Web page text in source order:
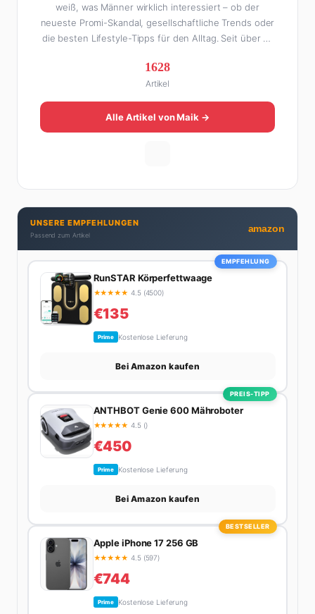
weiß, was Männer wirklich interessiert – ob der
neueste Promi-Skandal, gesellschaftliche Trends oder
die besten Lifestyle-Tipps für den Alltag. Seit über 10
Online zu einer der führenden Männer-Lifestyle-
Plattformen im deutschsprachigen Raum aufgebaut.
Sein Weg dahin war alles andere als geradlinig: Die
eine Hälfte seines Lebens stand er in der
Gastronomie – mit allem, was dazugehört. Die andere
dran. Wenn Maik nicht gerade den heißesten Tratsch
aus der Promi-Welt aufspürt oder die besten
Lifestyle-Empfehlungen zusammenstellt, findet man
ihn beim Wandern in den Schweizer Alpen, am Grill
mit Freunden oder auf der Suche nach dem
perfekten Espresso. Sein Motto: Lieber einmal richtig
1628
Artikel
Alle Artikel von Maik →
UNSERE EMPFEHLUNGEN
Passend zum Artikel
amazon
EMPFEHLUNG
RunSTAR Körperfettwaage
★★★★★ 4.5 (4500)
€135
Prime Kostenlose Lieferung
Bei Amazon kaufen
PREIS-TIPP
ANTHBOT Genie 600 Mähroboter
★★★★★ 4.5 ()
€450
Prime Kostenlose Lieferung
Bei Amazon kaufen
BESTSELLER
Apple iPhone 17 256 GB
★★★★★ 4.5 (597)
€744
Prime Kostenlose Lieferung